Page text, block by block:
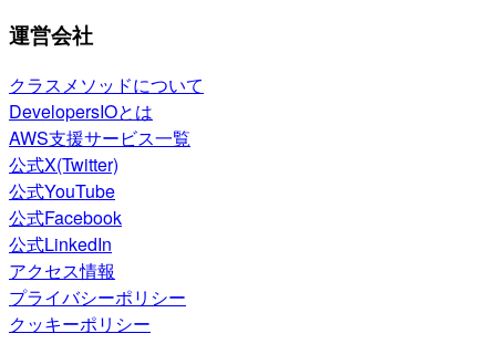
運営会社
クラスメソッドについて
DevelopersIOとは
AWS支援サービス一覧
公式X(Twitter)
公式YouTube
公式Facebook
公式LinkedIn
アクセス情報
プライバシーポリシー
クッキーポリシー